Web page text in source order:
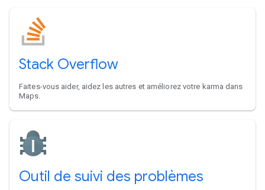
Stack Overflow
Faites-vous aider, aidez les autres et améliorez votre karma dans
Maps.
Outil de suivi des problèmes